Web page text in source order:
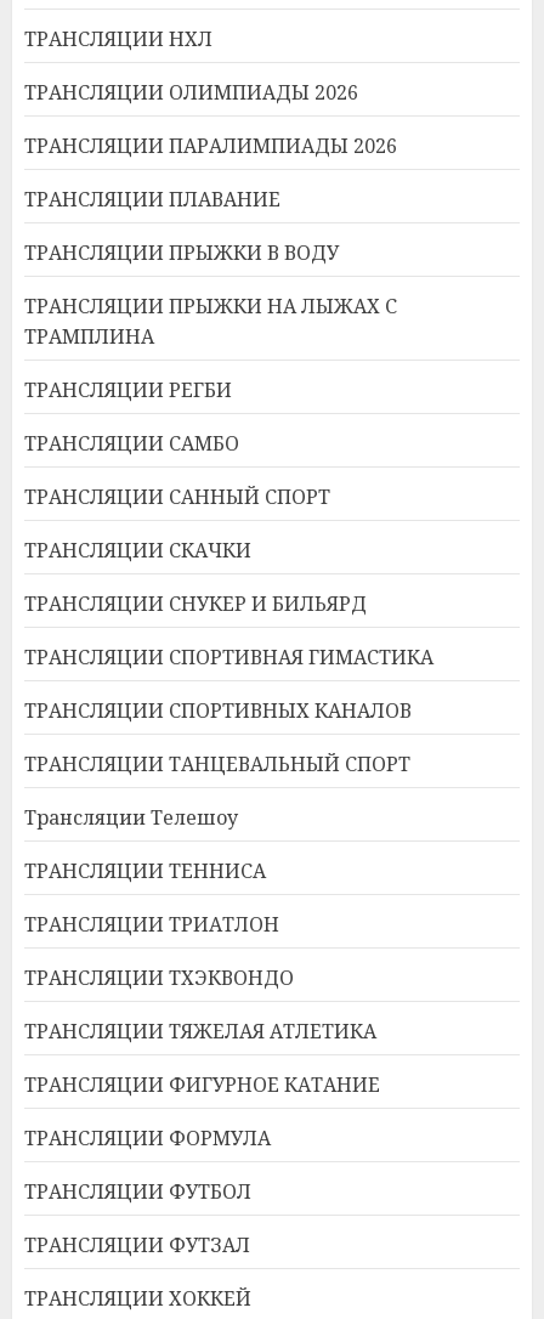
ТРАНСЛЯЦИИ НХЛ
ТРАНСЛЯЦИИ ОЛИМПИАДЫ 2026
ТРАНСЛЯЦИИ ПАРАЛИМПИАДЫ 2026
ТРАНСЛЯЦИИ ПЛАВАНИЕ
ТРАНСЛЯЦИИ ПРЫЖКИ В ВОДУ
ТРАНСЛЯЦИИ ПРЫЖКИ НА ЛЫЖАХ С
ТРАМПЛИНА
ТРАНСЛЯЦИИ РЕГБИ
ТРАНСЛЯЦИИ САМБО
ТРАНСЛЯЦИИ САННЫЙ СПОРТ
ТРАНСЛЯЦИИ СКАЧКИ
ТРАНСЛЯЦИИ СНУКЕР И БИЛЬЯРД
ТРАНСЛЯЦИИ СПОРТИВНАЯ ГИМАСТИКА
ТРАНСЛЯЦИИ СПОРТИВНЫХ КАНАЛОВ
ТРАНСЛЯЦИИ ТАНЦЕВАЛЬНЫЙ СПОРТ
Трансляции Телешоу
ТРАНСЛЯЦИИ ТЕННИСА
ТРАНСЛЯЦИИ ТРИАТЛОН
ТРАНСЛЯЦИИ ТХЭКВОНДО
ТРАНСЛЯЦИИ ТЯЖЕЛАЯ АТЛЕТИКА
ТРАНСЛЯЦИИ ФИГУРНОЕ КАТАНИЕ
ТРАНСЛЯЦИИ ФОРМУЛА
ТРАНСЛЯЦИИ ФУТБОЛ
ТРАНСЛЯЦИИ ФУТЗАЛ
ТРАНСЛЯЦИИ ХОККЕЙ